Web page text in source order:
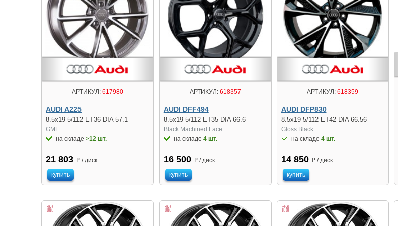
АРТИКУЛ:617980
AUDI A225
8.5x19 5/112 ET36 DIA 57.1
GMF
на складе >12 шт.
21 803 ₽ / диск
купить
АРТИКУЛ:618357
AUDI DFF494
8.5x19 5/112 ET35 DIA 66.6
Black Machined Face
на складе 4 шт.
16 500 ₽ / диск
купить
АРТИКУЛ: 618359
AUDI DFP830
8.5x19 5/112 ET42 DIA 66.56
Gloss Black
на складе 4 шт.
14 850 ₽ / диск
купить